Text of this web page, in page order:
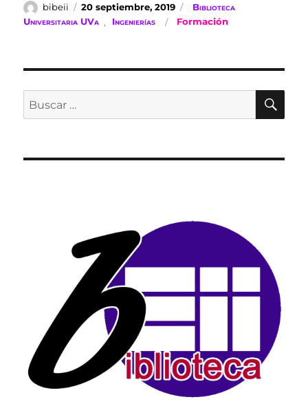
Autor
bibeii
Publicado
el
20 septiembre, 2019 Categorías
Biblioteca
Universitaria UVa , Ingenierías Etiquetas
Formación
Buscar
por: